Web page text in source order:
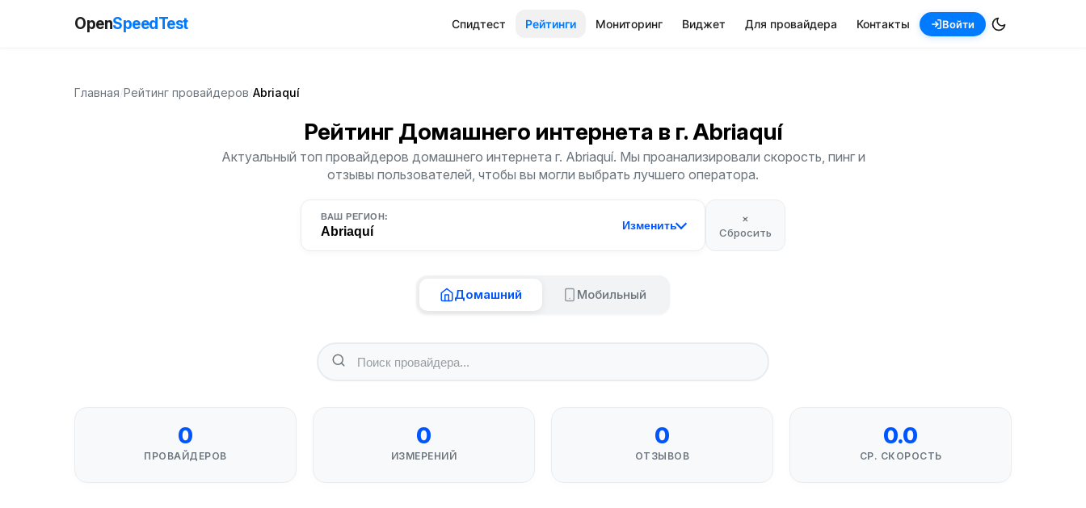
OpenSpeedTest Спидтест Рейтинги Мониторинг Виджет Для провайдера Контакты Войти
Главная Рейтинг провайдеров Abriaquí
Рейтинг Домашнего интернета в г. Abriaquí
Актуальный топ провайдеров домашнего интернета г. Abriaquí. Мы проанализировали скорость, пинг и
отзывы пользователей, чтобы вы могли выбрать лучшего оператора.
ВАШ РЕГИОН:
Abriaquí Изменить
×
Сбросить
Домашний Мобильный
0
ПРОВАЙДЕРОВ
0
ИЗМЕРЕНИЙ
0
ОТЗЫВОВ
0.0
СР. СКОРОСТЬ